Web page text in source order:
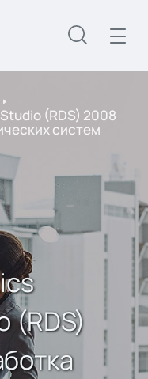
(RDS) 2008
систем
(RDS)